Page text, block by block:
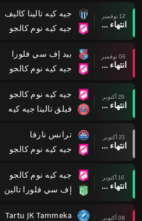
12 نوفمبر
انتهاء وقت المباراة
جيه كيه تالينا كاليف
جيه كيه نوم كالجو
06 نوفمبر
انتهاء وقت المباراة
بيد إف سي فلورا
جيه كيه نوم كالجو
29 أكتوبر
انتهاء وقت المباراة
جيه كيه نوم كالجو
فيلق تالينا جيه كيه
23 أكتوبر
انتهاء وقت المباراة
ترانس نارفا
جيه كيه نوم كالجو
16 أكتوبر
انتهاء وقت المباراة
جيه كيه نوم كالجو
إف سي فلورا تالين
08 أكتوبر
Tartu JK Tammeka